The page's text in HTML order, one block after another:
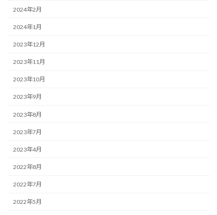
2024年2月
2024年1月
2023年12月
2023年11月
2023年10月
2023年9月
2023年8月
2023年7月
2023年4月
2022年8月
2022年7月
2022年5月